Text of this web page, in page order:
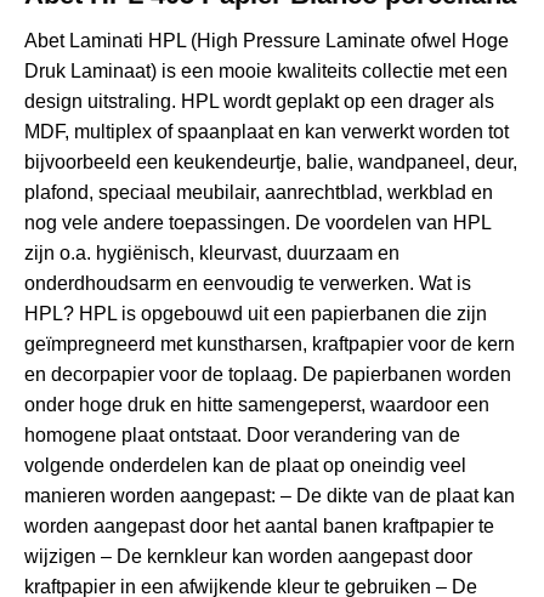
Abet Laminati HPL (High Pressure Laminate ofwel Hoge
Druk Laminaat) is een mooie kwaliteits collectie met een
design uitstraling. HPL wordt geplakt op een drager als
MDF, multiplex of spaanplaat en kan verwerkt worden tot
bijvoorbeeld een keukendeurtje, balie, wandpaneel, deur,
plafond, speciaal meubilair, aanrechtblad, werkblad en
nog vele andere toepassingen. De voordelen van HPL
zijn o.a. hygiënisch, kleurvast, duurzaam en
onderdhoudsarm en eenvoudig te verwerken. Wat is
HPL? HPL is opgebouwd uit een papierbanen die zijn
geïmpregneerd met kunstharsen, kraftpapier voor de kern
en decorpapier voor de toplaag. De papierbanen worden
onder hoge druk en hitte samengeperst, waardoor een
homogene plaat ontstaat. Door verandering van de
volgende onderdelen kan de plaat op oneindig veel
manieren worden aangepast: – De dikte van de plaat kan
worden aangepast door het aantal banen kraftpapier te
wijzigen – De kernkleur kan worden aangepast door
kraftpapier in een afwijkende kleur te gebruiken – De